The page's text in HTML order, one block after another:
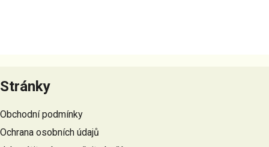
á
p
a
í
Stránky
Obchodní podmínky
Ochrana osobních údajů